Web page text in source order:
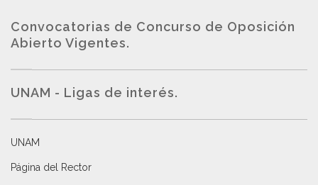
Convocatorias de Concurso de Oposición
Abierto Vigentes.
UNAM - Ligas de interés.
UNAM
Página del Rector